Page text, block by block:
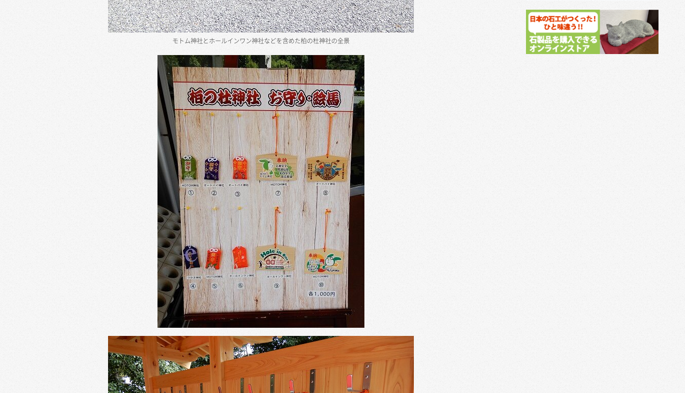
モトム神社とホールインワン神社などを含めた柏の杜神社の全景